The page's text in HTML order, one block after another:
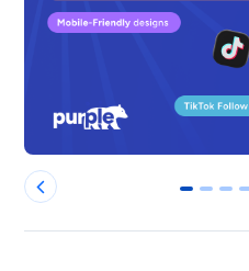
0 1 2 3